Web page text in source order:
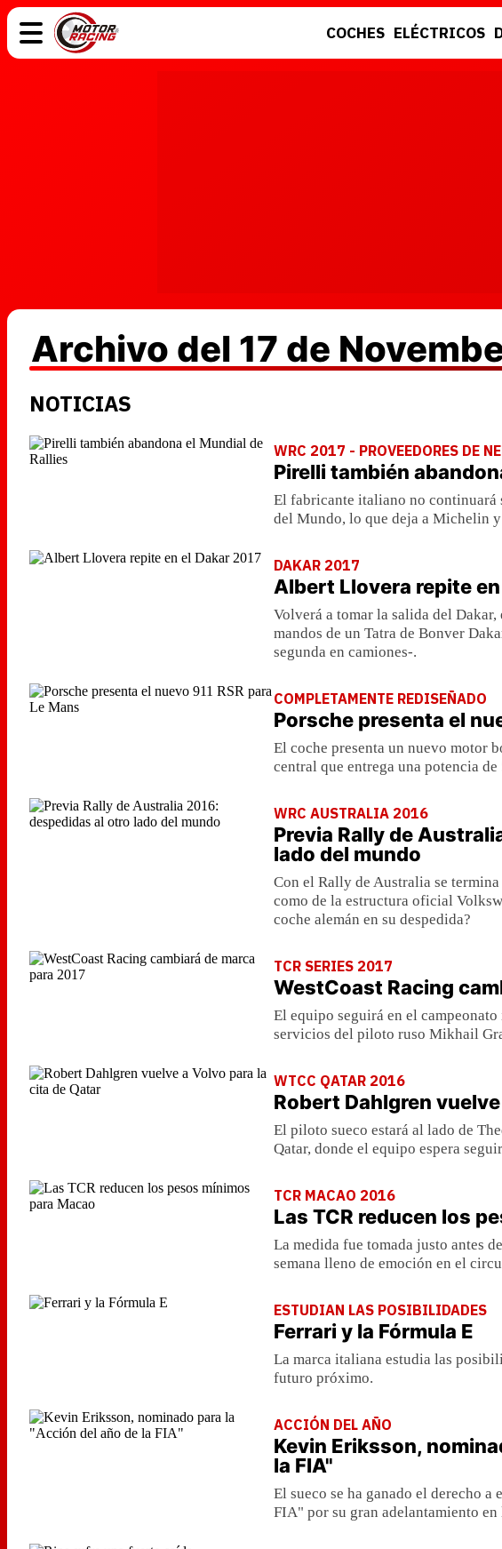
COCHES ELÉCTRICOS
Archivo del 17 de
NOTICIAS
WRC 2017 - PROVEEDORES DE
Pirelli también
El fabricante italiano no continuará
del Mundo, lo que deja a Michelin
DAKAR 2017
Albert Llovera repite
Volverá a tomar la salida del
mandos de un Tatra de Bonver
segunda en camiones-.
COMPLETAMENTE REDISEÑADO
Porsche presenta el
El coche presenta un nuevo motor
central que entrega una potencia
WRC AUSTRALIA 2016
Previa Rally de
lado del mundo
Con el Rally de Australia se
como de la estructura oficial
coche alemán en su despedida?
TCR SERIES 2017
WestCoast Racing
El equipo seguirá en el
servicios del piloto ruso Mikhail
WTCC QATAR 2016
Robert Dahlgren
El piloto sueco estará al lado de
Qatar, donde el equipo espera
TCR MACAO 2016
Las TCR reducen los
La medida fue tomada justo antes
semana lleno de emoción en el
ESTUDIAN LAS POSIBILIDADES
Ferrari y la Fórmula E
La marca italiana estudia las
futuro próximo.
ACCIÓN DEL AÑO
Kevin Eriksson,
la FIA"
El sueco se ha ganado el derecho
FIA" por su gran adelantamiento